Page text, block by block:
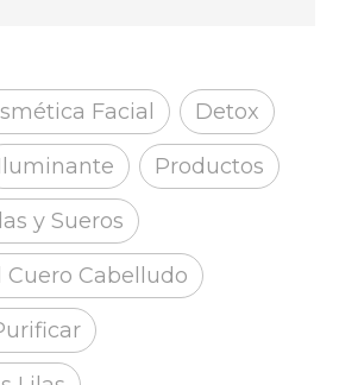
Facial Detox
Productos
y Sueros
Cuero Cabelludo